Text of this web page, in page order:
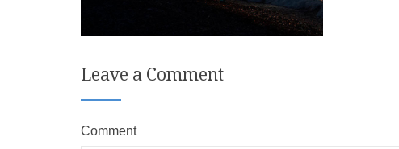
Leave a Comment
Comment